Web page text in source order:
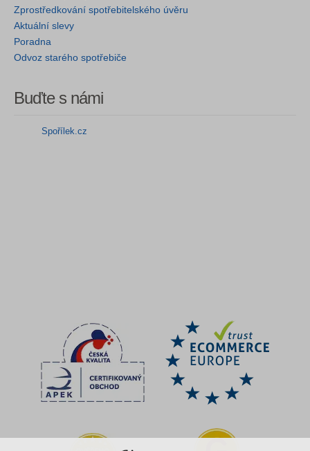
Zprostředkování spotřebitelského úvěru
Aktuální slevy
Poradna
Odvoz starého spotřebiče
Buďte s námi
Spořílek.cz